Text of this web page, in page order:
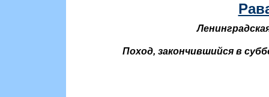
Поход, закончившийся в